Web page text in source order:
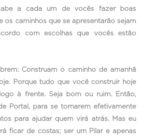
a cada um de vocês fazer boas
os caminhos que se apresentarão sejam
com escolhas que vocês estão
Construam o caminho de amanhã
Porque tudo que você construir hoje
à frente. Seja bom ou ruim. Então,
Portal, para se tornarem efetivamente
para ajudar quem virá atrás. Mas eu
ficar de costas; ser um Pilar e apenas